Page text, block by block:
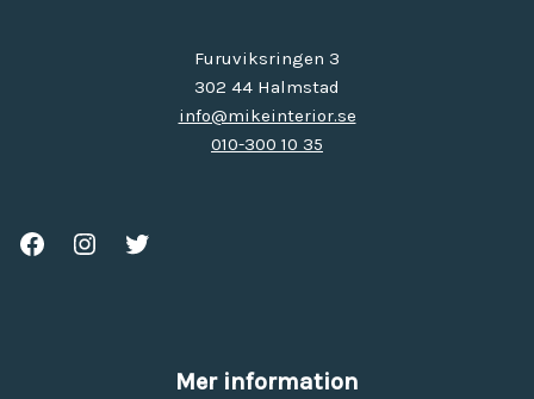
Furuviksringen 3
302 44 Halmstad
info@mikeinterior.se
010-300 10 35
Mer information